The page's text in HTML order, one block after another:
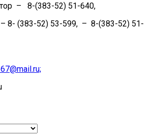
– 8-(383-52) 51-640,
8- (383-52) 53-599, – 8-(383-52) 51-